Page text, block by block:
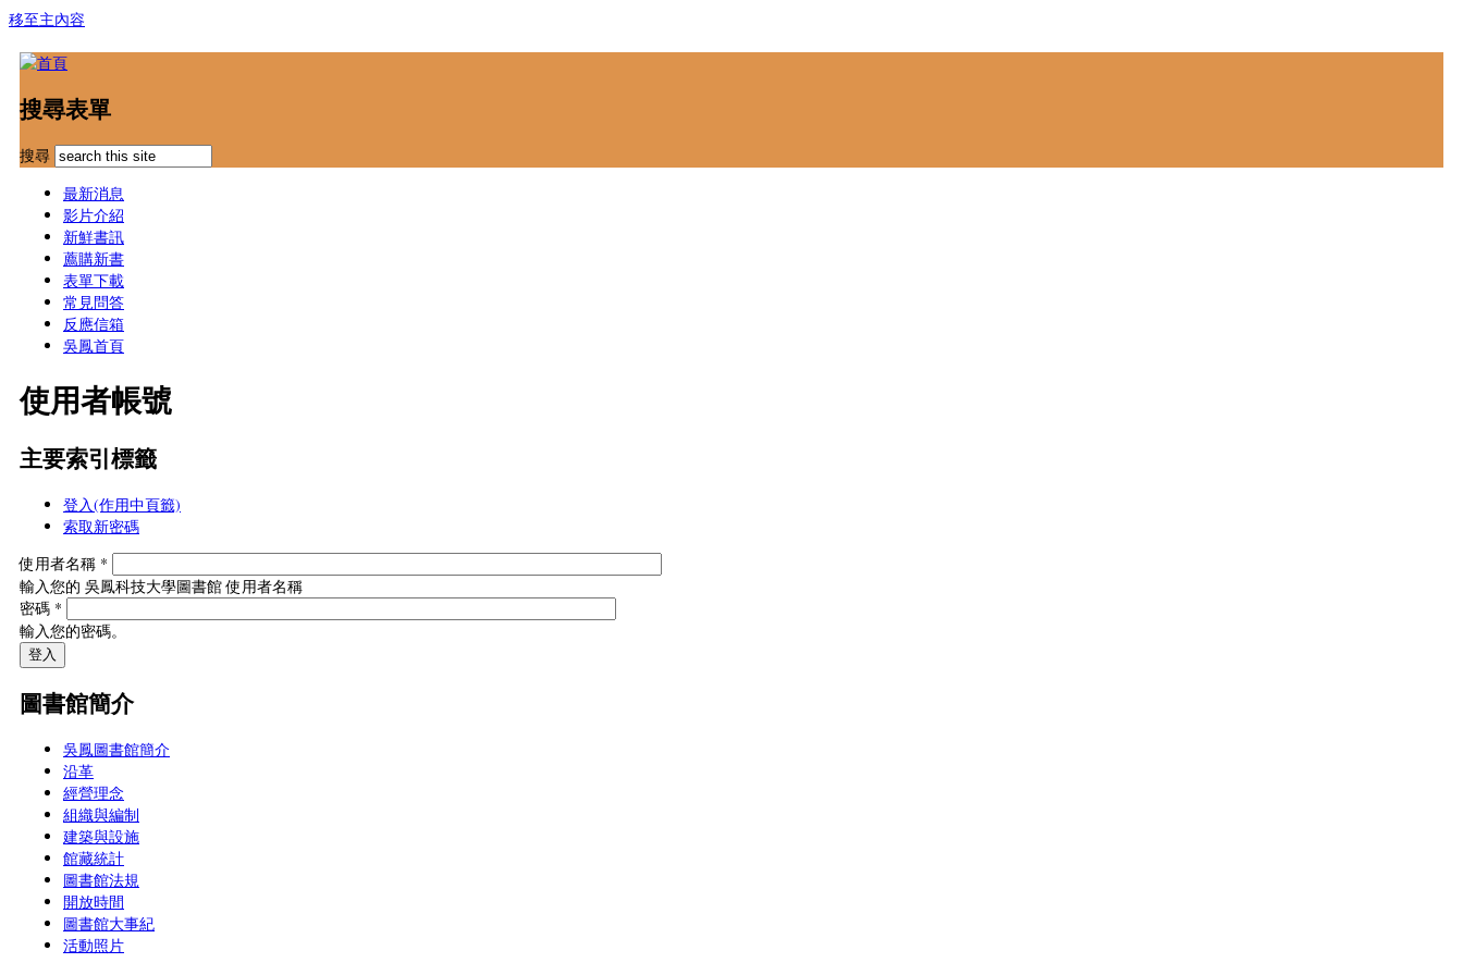
移至主內容
搜尋表單
搜尋
最新消息
影片介紹
新鮮書訊
薦購新書
表單下載
常見問答
反應信箱
吳鳳首頁
使用者帳號
主要索引標籤
登入(作用中頁籤)
索取新密碼
使用者名稱 *
輸入您的 吳鳳科技大學圖書館 使用者名稱
密碼 *
輸入您的密碼。
圖書館簡介
吳鳳圖書館簡介
沿革
經營理念
組織與編制
建築與設施
館藏統計
圖書館法規
開放時間
圖書館大事紀
活動照片